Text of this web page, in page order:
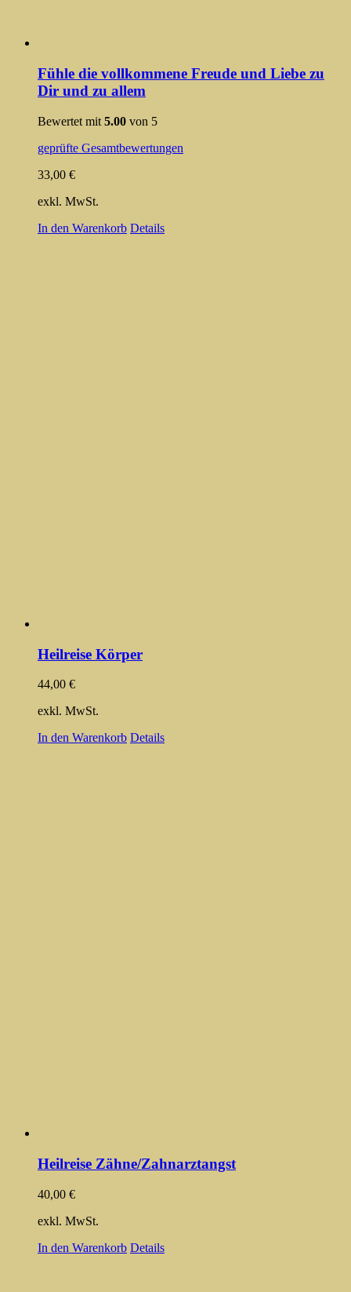
Fühle die vollkommene Freude und Liebe zu
Dir und zu allem
Bewertet mit 5.00 von 5
geprüfte Gesamtbewertungen
33,00 €
exkl. MwSt.
In den Warenkorb Details
Heilreise Körper
44,00 €
exkl. MwSt.
In den Warenkorb Details
Heilreise Zähne/Zahnarztangst
40,00 €
exkl. MwSt.
In den Warenkorb Details